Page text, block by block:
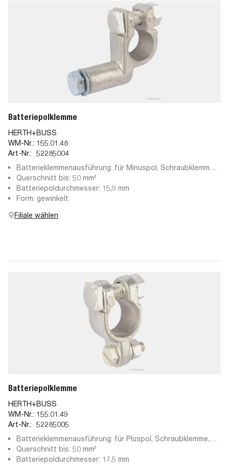
Batteriepolklemme
HERTH+BUSS
WM-Nr.: 155.01.48
Art-Nr.: 52285004
Batterieklemmenausführung: für Minuspol, Schraubklemme,
Pressteil
Querschnitt bis: 50 mm²
Batteriepoldurchmesser: 15,9 mm
Form: gewinkelt
Filiale wählen
Batteriepolklemme
HERTH+BUSS
WM-Nr.: 155.01.49
Art-Nr.: 52285005
Batterieklemmenausführung: für Pluspol, Schraubklemme,
Pressteil
Querschnitt bis: 50 mm²
Batteriepoldurchmesser: 17,5 mm